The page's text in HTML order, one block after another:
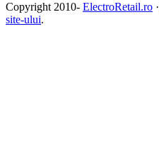
Copyright 2010- ElectroRetail.ro ·
site-ului.